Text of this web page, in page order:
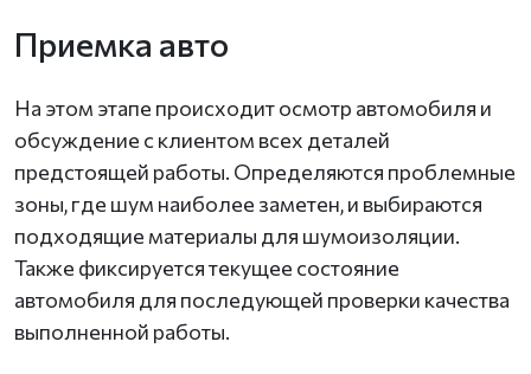
Приемка авто
На этом этапе происходит осмотр автомобиля и
обсуждение с клиентом всех деталей
предстоящей работы. Определяются проблемные
зоны, где шум наиболее заметен, и выбираются
подходящие материалы для шумоизоляции.
Также фиксируется текущее состояние
автомобиля для последующей проверки качества
выполненной работы.